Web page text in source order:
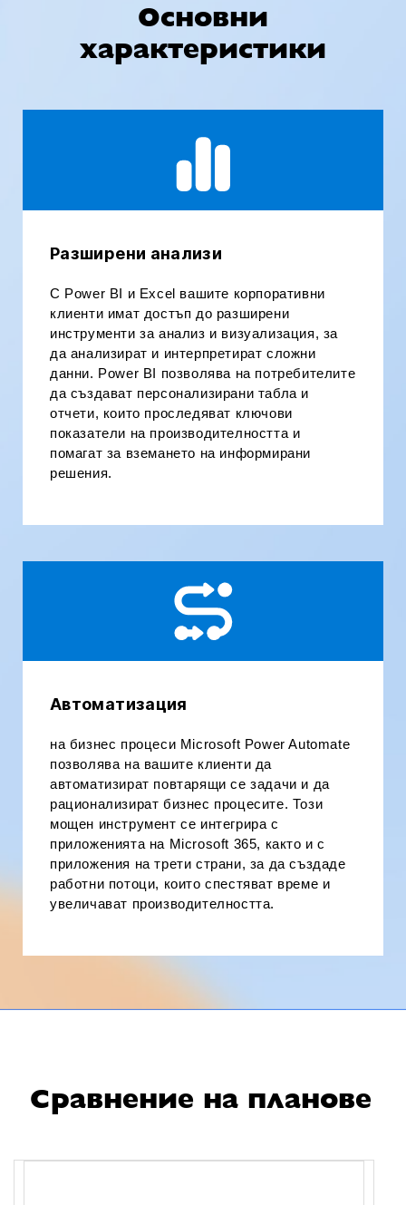
Основни
характеристики
Разширени анализи
С Power BI и Excel вашите корпоративни
клиенти имат достъп до разширени
инструменти за анализ и визуализация, за
да анализират и интерпретират сложни
данни. Power BI позволява на потребителите
да създават персонализирани табла и
отчети, които проследяват ключови
показатели на производителността и
помагат за вземането на информирани
решения.
Автоматизация
на бизнес процеси Microsoft Power Automate
позволява на вашите клиенти да
автоматизират повтарящи се задачи и да
рационализират бизнес процесите. Този
мощен инструмент се интегрира с
приложенията на Microsoft 365, както и с
приложения на трети страни, за да създаде
работни потоци, които спестяват време и
увеличават производителността.
Сравнение на планове